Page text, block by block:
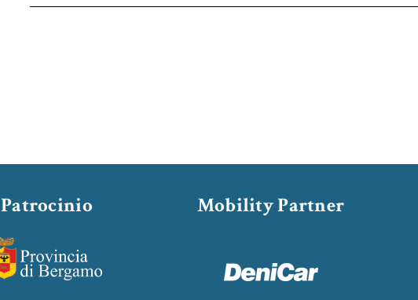
Patrocinio Mobility Partner